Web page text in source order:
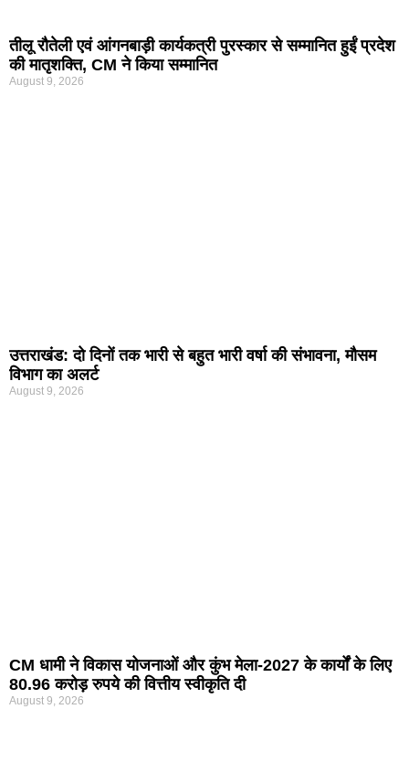
तीलू रौतेली एवं आंगनबाड़ी कार्यकत्री पुरस्कार से सम्मानित हुईं प्रदेश
की मातृशक्ति, CM ने किया सम्मानित
August 9, 2026
उत्तराखंड: दो दिनों तक भारी से बहुत भारी वर्षा की संभावना, मौसम
विभाग का अलर्ट
August 9, 2026
CM धामी ने विकास योजनाओं और कुंभ मेला-2027 के कार्यों के लिए
80.96 करोड़ रुपये की वित्तीय स्वीकृति दी
August 9, 2026